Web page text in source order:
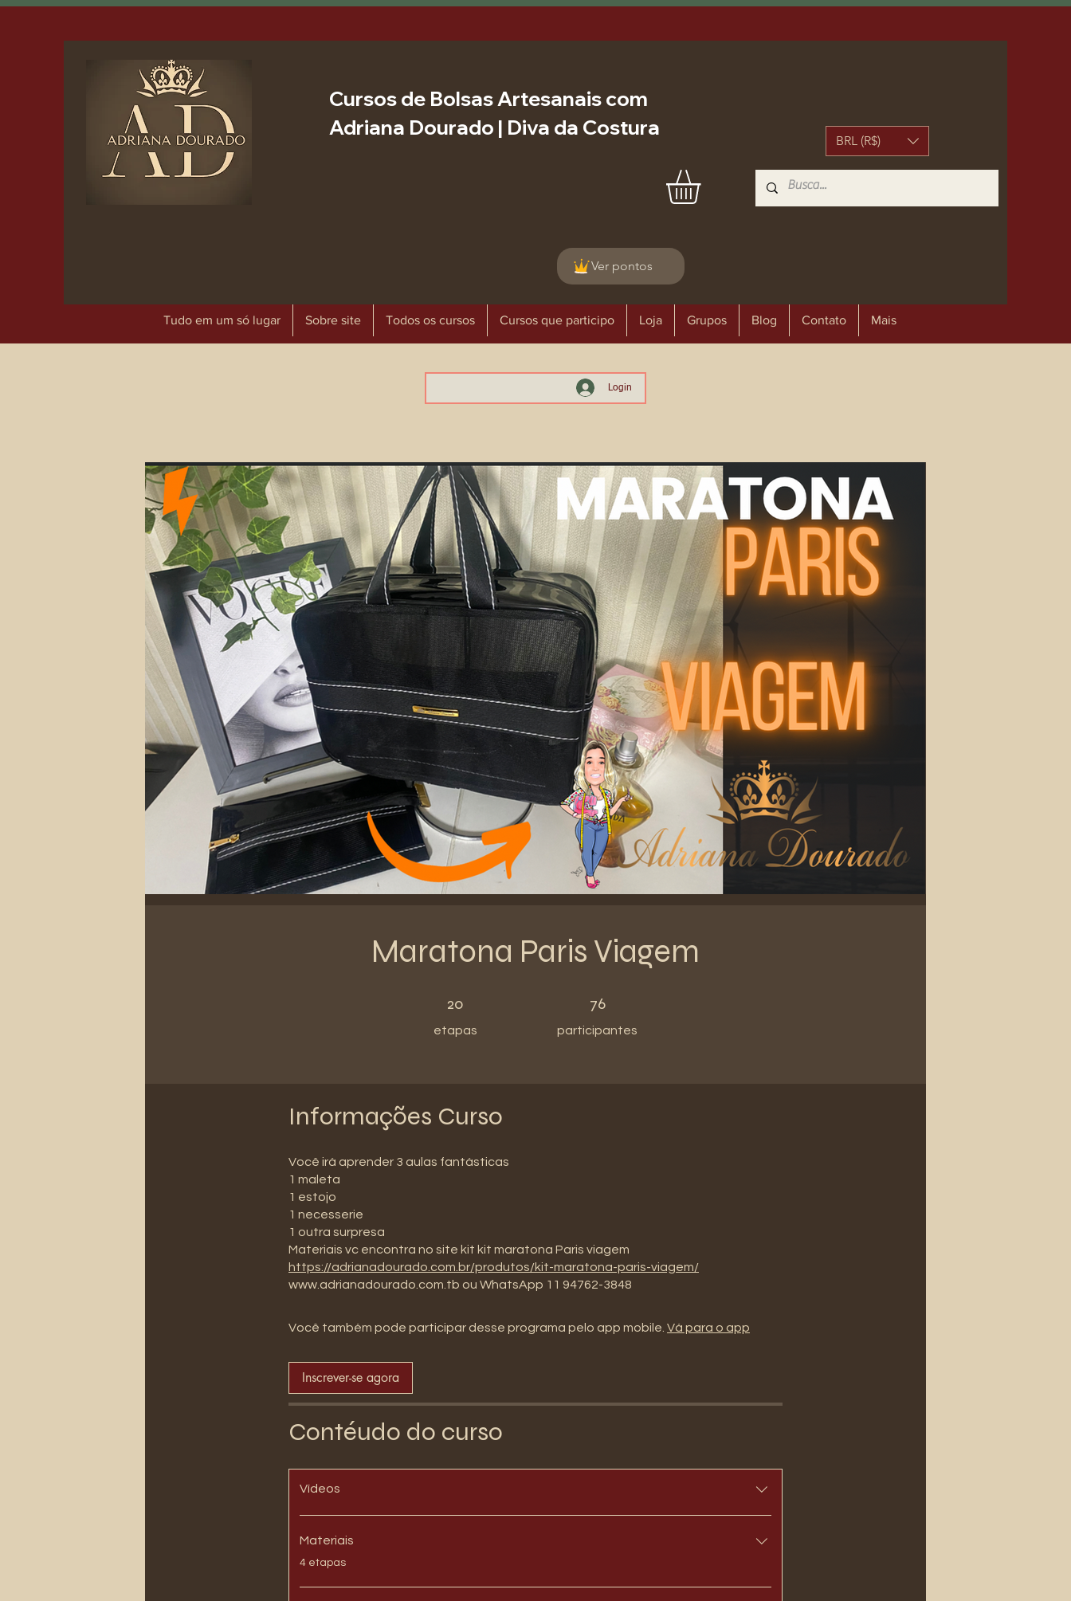
Cursos de Bolsas Artesanais com
Adriana Dourado | Diva da Costura
BRL (R$)
Ver pontos
Tudo em um só lugar Sobre site Todos os cursos Cursos que participo Loja Grupos Blog Contato Mais
Login
Maratona Paris Viagem
20
etapas
76
participantes
76 participantes
Informações Curso
Você irá aprender 3 aulas fantásticas
1 maleta
1 estojo
1 necesserie
1 outra surpresa
Materiais vc encontra no site kit kit maratona Paris viagem
https://adrianadourado.com.br/produtos/kit-maratona-paris-viagem/
www.adrianadourado.com.tb ou WhatsApp 11 94762-3848
Você também pode participar desse programa pelo app mobile. Vá para o app
Inscrever-se agora
Contéudo do curso
Vídeos
Materiais
.
4 etapas